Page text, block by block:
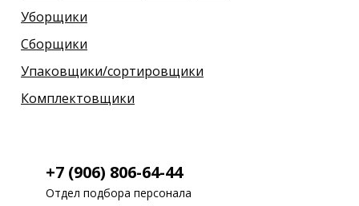
Комплектовщики
Упаковщики/сортировщики
Сборщики
Уборщики
+7 (906) 806-64-44
Отдел подбора персонала